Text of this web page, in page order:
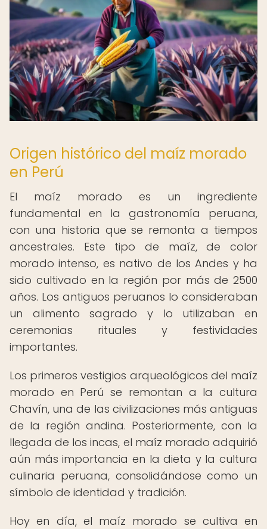
Origen histórico del maíz morado
en Perú
El maíz morado es un ingrediente
fundamental en la gastronomía peruana,
con una historia que se remonta a tiempos
ancestrales. Este tipo de maíz, de color
morado intenso, es nativo de los Andes y ha
sido cultivado en la región por más de 2500
años. Los antiguos peruanos lo consideraban
un alimento sagrado y lo utilizaban en
ceremonias rituales y festividades
importantes.
Los primeros vestigios arqueológicos del maíz
morado en Perú se remontan a la cultura
Chavín, una de las civilizaciones más antiguas
de la región andina. Posteriormente, con la
llegada de los incas, el maíz morado adquirió
aún más importancia en la dieta y la cultura
culinaria peruana, consolidándose como un
símbolo de identidad y tradición.
Hoy en día, el maíz morado se cultiva en